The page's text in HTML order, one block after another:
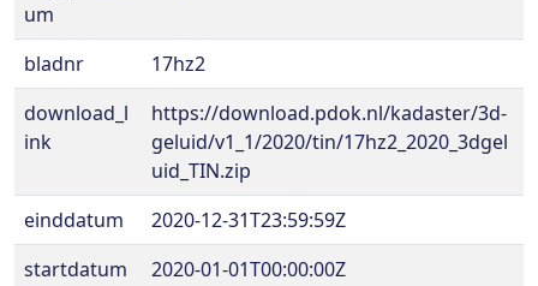
um
bladnr
17hz2
download_l
ink
https://download.pdok.nl/kadaster/3d-
geluid/v1_1/2020/tin/17hz2_2020_3dgel
uid_TIN.zip
einddatum
2020-12-31T23:59:59Z
startdatum
2020-01-01T00:00:00Z